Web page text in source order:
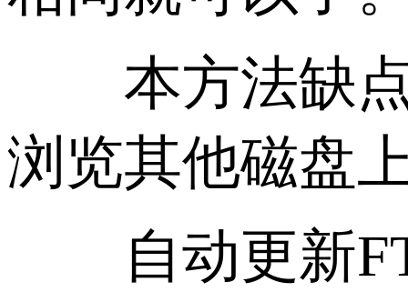
本方法缺点
浏览其他磁盘
自动更新